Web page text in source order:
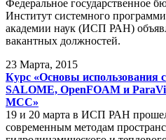
Федеральное государственное
Институт системного
академии наук (ИСП РАН)
вакантных должностей.
23 Марта, 2015
Курс «Основы использования
SALOME, OpenFOAM и
МСС»
19 и 20 марта в ИСП РАН
современным методам